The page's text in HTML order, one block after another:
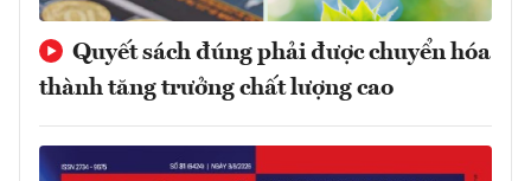
Quyết sách đúng phải được chuyển hóa
thành tăng trưởng chất lượng cao